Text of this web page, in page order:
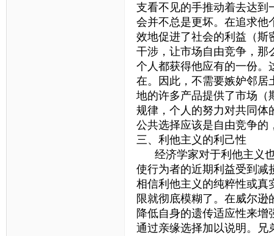
支看不见的手推动着去达到
会并不总是更坏。在追求他
效地促进了社会的利益（斯
干涉，让市场自由竞争，那
个人都获得他应有的一份。
在。因此，不需要嫉妒邻居
地的许多产品提供了市场（
规律，个人的努力对共同体
公共选择应该是自由竞争的
三、利他主义的利己性
经济学家对于利他主义也
使行为者的近期利益受到减
相信利他主义的纯粹性或真
限就彻底模糊了。在威尔
降低自身的遗传适应性来
通过亲缘选择加以说明。兄